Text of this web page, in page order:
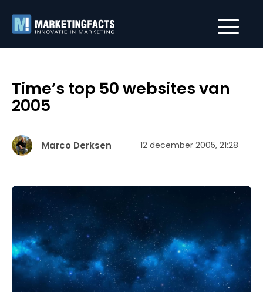
Time’s top 50 websites van
2005
Marco Derksen 12 december 2005, 21:28